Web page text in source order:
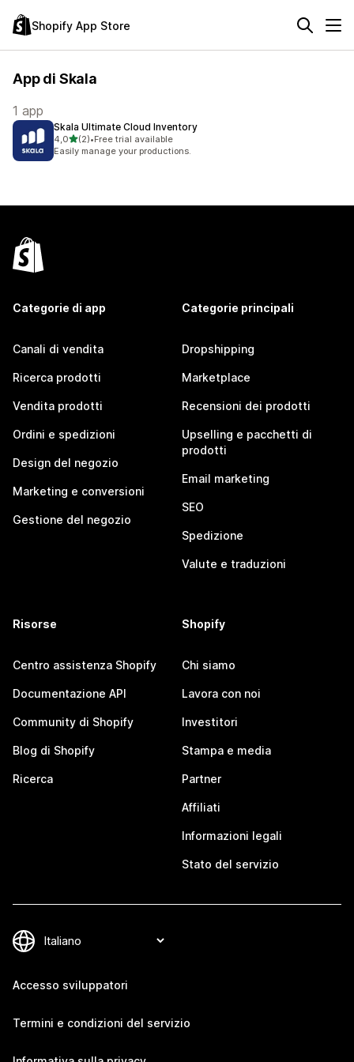
Shopify App Store
App di Skala
1 app
Skala Ultimate Cloud Inventory
4,0stelle su 5
(2)
2 recensioni totali
•Free trial available
Easily manage your productions.
Categorie di app
Canali di vendita
Ricerca prodotti
Vendita prodotti
Ordini e spedizioni
Design del negozio
Marketing e conversioni
Gestione del negozio
Categorie principali
Dropshipping
Marketplace
Recensioni dei prodotti
Upselling e pacchetti di
prodotti
Email marketing
SEO
Spedizione
Valute e traduzioni
Risorse
Centro assistenza Shopify
Documentazione API
Community di Shopify
Blog di Shopify
Ricerca
Shopify
Chi siamo
Lavora con noi
Investitori
Stampa e media
Partner
Affiliati
Informazioni legali
Stato del servizio
Accesso sviluppatori
Termini e condizioni del servizio